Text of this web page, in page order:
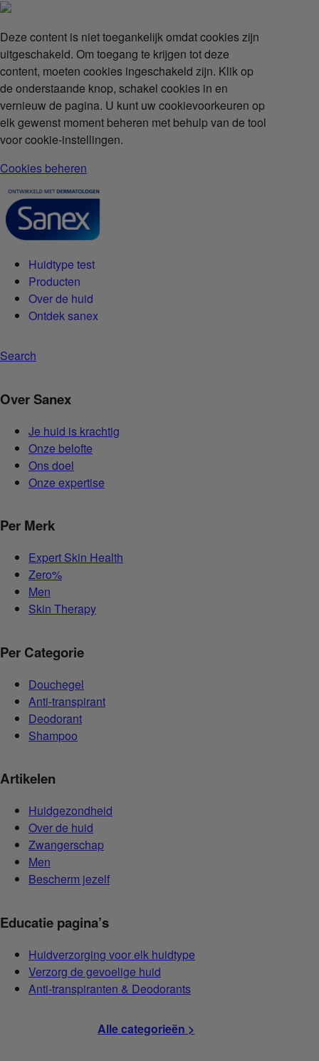
Deze content is niet toegankelijk omdat cookies zijn
uitgeschakeld. Om toegang te krijgen tot deze
content, moeten cookies ingeschakeld zijn. Klik op
de onderstaande knop, schakel cookies in en
vernieuw de pagina. U kunt uw cookievoorkeuren op
elk gewenst moment beheren met behulp van de tool
voor cookie-instellingen.
Cookies beheren
Huidtype test
Producten
Over de huid
Ontdek sanex
Search
Over Sanex
Je huid is krachtig
Onze belofte
Ons doel
Onze expertise
Per Merk
Expert Skin Health
Zero%
Men
Skin Therapy
Per Categorie
Douchegel
Anti-transpirant
Deodorant
Shampoo
Artikelen
Huidgezondheid
Over de huid
Zwangerschap
Men
Bescherm jezelf
Educatie pagina’s
Huidverzorging voor elk huidtype
Verzorg de gevoelige huid
Anti-transpiranten & Deodorants
Alle categorieën >